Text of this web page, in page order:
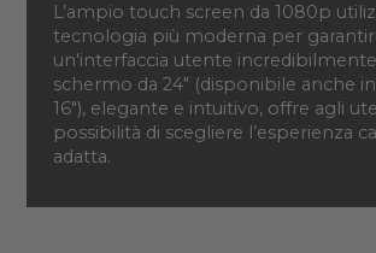
L’ampio touch screen da 1080p
tecnologia più moderna per
un'interfaccia utente
schermo da 24" (disponibile anche
16"), elegante e intuitivo, offre agli
possibilità di scegliere l’esperienza
adatta.